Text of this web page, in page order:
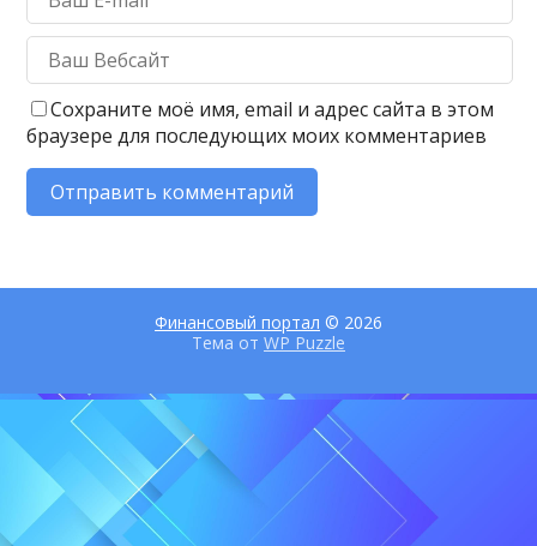
Сохраните моё имя, email и адрес сайта в этом
браузере для последующих моих комментариев
Финансовый портал © 2026
Тема от WP Puzzle